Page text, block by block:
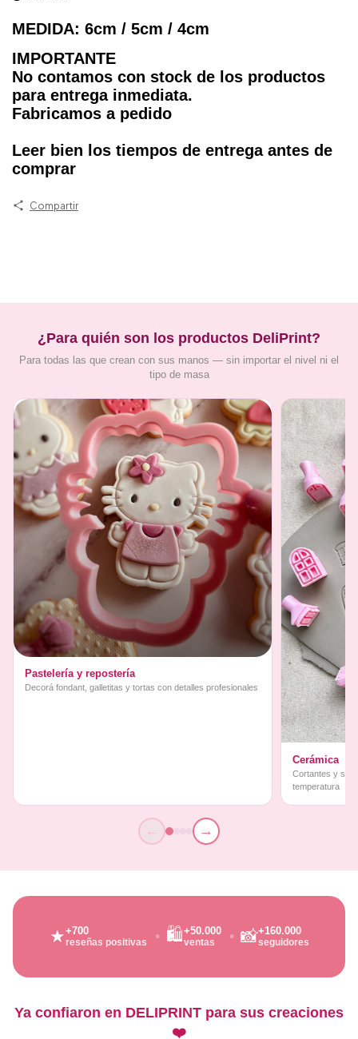
MEDIDA: 6cm / 5cm / 4cm
IMPORTANTE
No contamos con stock de los productos
para entrega inmediata.
Fabricamos a pedido
Leer bien los tiempos de entrega antes de
comprar
Compartir
¿Para quién son los productos DeliPrint?
Para todas las que crean con sus manos — sin importar el nivel ni el
tipo de masa
Pastelería y repostería
Decorá fondant, galletitas y tortas con detalles profesionales
Cerámica
Cortantes y
temperatura
← →
★+700
reseñas positivas 🛍️+50.000
ventas 📸+160.000
seguidores
Ya confiaron en DELIPRINT para sus creaciones
❤️